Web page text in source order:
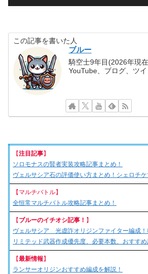
この記事を書いた人
ブルー
騎空士9年目(2026年現
YouTube、ブログ、ツイ
【注目記事】
ソロモナスの賢者実装攻略記事まとめ！
ヴェルサシア石の評価使い方まとめ！シェロチケ
【マルチバトル】
全恒常マルチバトル攻略記事まとめ！
【ブルーのイチオシ記事！ 】
ヴェルサシア 光虚詐オリジンファイター編成！
リミテッド武器作成優先度、必要本数、おすす
【最新情報】
ランサーオリジンおすすめ編成を解説！